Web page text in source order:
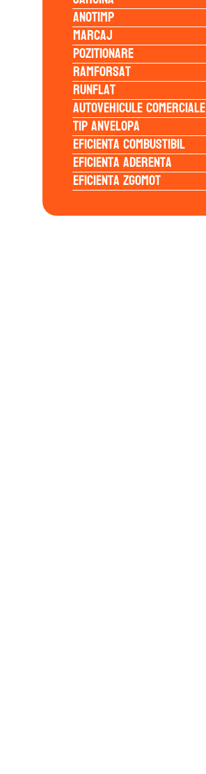
Anotimp
Marcaj
Pozitionare
Ramforsat
Runflat
Autovehicule comerciale
Tip anvelopa
Eficienta Combustibil
Eficienta Aderenta
Eficienta Zgomot